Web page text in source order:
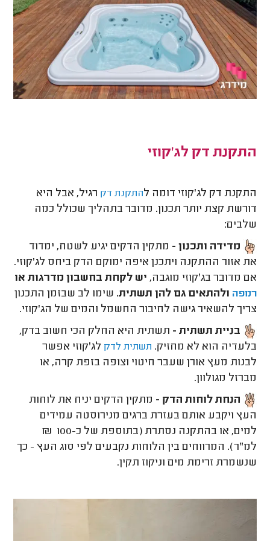
התקנת דק לג'קוזי
התקנת דק לג'קוזי דומה להתקנת דק רגיל, אבל היא
דורשת קצת יותר תכנון. מדובר בתהליך שכולל כמה
שלבים:
מדידה ותכנון - מתקין הדקים יגיע לשטח, ימדוד
את אזור ההתקנה ויתכנן איפה ימוקם הדק ביחס לג'קוזי.
אם מדובר בג'קוזי מוגבה, יש לקחת בחשבון מדרגות או
רמפה ולהתאים גם להן תשתית. שימו לב שבזמן התכנון
צריך להשאיר גישה לחיבור החשמל והמים של הג'קוזי.
בניית תשתית - תשתית היא החלק הכי חשוב בדק,
בלעדיה הוא לא מחזיק. תשתית לדק לג'קוזי אפשר
לבנות מעץ אורן שעבר חיטוי וצופה בזפת קרה, או
מברזל מגולוון.
הנחת לוחות הדק - מתקין הדקים יניח את לוחות
העץ ויקבע אותם בעזרת ברגים מנירוסטה עמידים
למים, או בהתקנה נסתרת (בתוספת של כ-100 ₪
למ"ר). המרווחים בין הלוחות נקבעים לפי סוג העץ - כך
שנשמרת זרימת מים וניקוז תקין.